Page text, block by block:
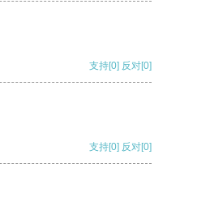
支持[0] 反对[0]
支持[0] 反对[0]